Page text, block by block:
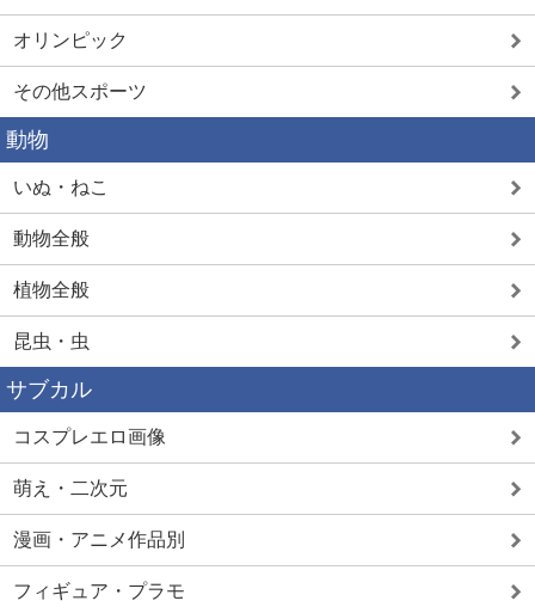
オリンピック
その他スポーツ
動物
いぬ・ねこ
動物全般
植物全般
昆虫・虫
サブカル
コスプレエロ画像
萌え・二次元
漫画・アニメ作品別
フィギュア・プラモ